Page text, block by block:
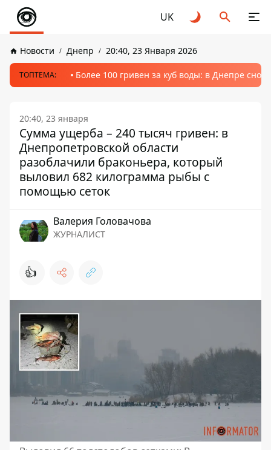
UK
Новости Днепр 20:40, 23 Января 2026
ТОПТЕМА: Более 100 гривен за куб воды: в Днепре
20:40, 23 января
Сумма ущерба – 240 тысяч гривен: в
Днепропетровской области
разоблачили браконьера, который
выловил 682 килограмма рыбы с
помощью сеток
Валерия Головачова
ЖУРНАЛИСТ
👍